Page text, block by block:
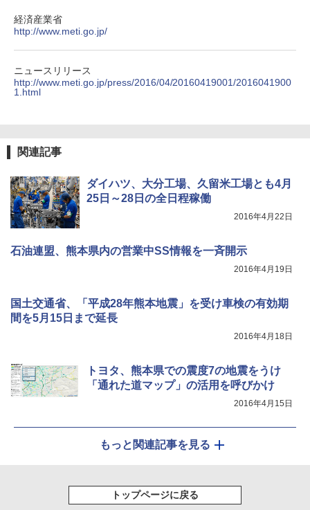
経済産業省
http://www.meti.go.jp/
ニュースリリース
http://www.meti.go.jp/press/2016/04/20160419001/2016041900
1.html
関連記事
ダイハツ、大分工場、久留米工場とも4月
25日～28日の全日程稼働
2016年4月22日
石油連盟、熊本県内の営業中SS情報を一斉開示
2016年4月19日
国土交通省、「平成28年熊本地震」を受け車検の有効期
間を5月15日まで延長
2016年4月18日
トヨタ、熊本県での震度7の地震をうけ
「通れた道マップ」の活用を呼びかけ
2016年4月15日
もっと関連記事を見る
トップページに戻る